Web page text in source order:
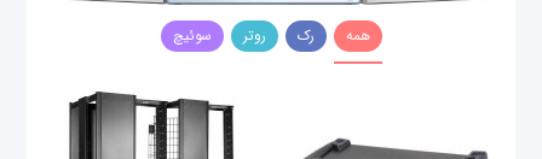
همه رک روتر سوئیچ